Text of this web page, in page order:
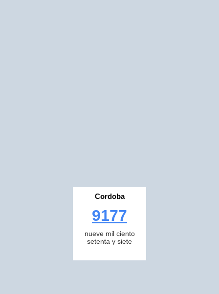
Cordoba
9177
nueve mil ciento
setenta y siete